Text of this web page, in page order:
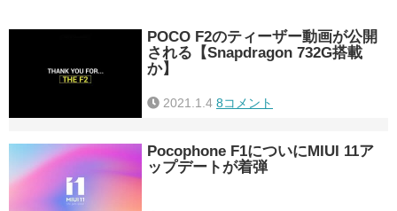
POCO F2のティーザー動画が公開
される【Snapdragon 732G搭載
か】
2021.1.4 8コメント
Pocophone F1についにMIUI 11ア
ップデートが着弾